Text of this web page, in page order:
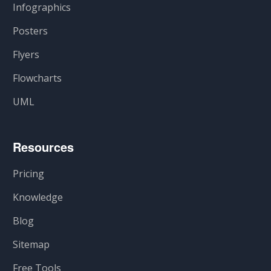
Infographics
Posters
Flyers
Flowcharts
UML
Resources
Pricing
Knowledge
Blog
Sitemap
Free Tools